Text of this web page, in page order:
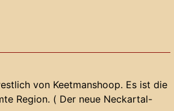
von Keetmanshoop. Es ist die
Region. ( Der neue Neckartal-